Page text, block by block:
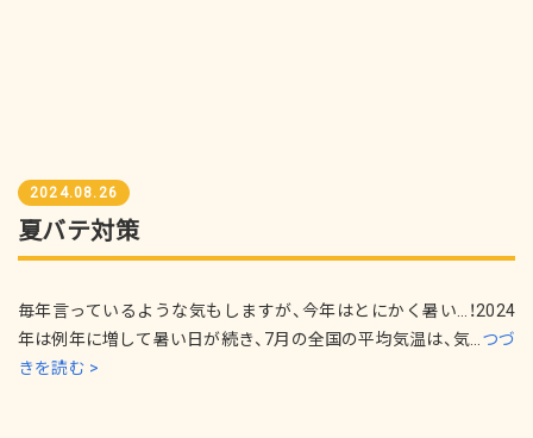
2024.08.26
夏バテ対策
毎年言っているような気もしますが、今年はとにかく暑い…！2024
年は例年に増して暑い日が続き、7月の全国の平均気温は、気... つづ
きを読む >